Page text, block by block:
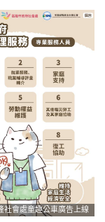
社會處童趣公車廣告上線